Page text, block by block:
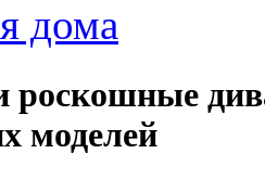
дома
роскошные
моделей